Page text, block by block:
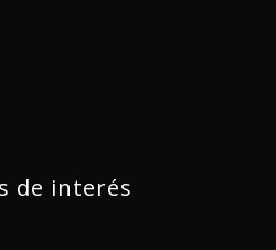
de interés